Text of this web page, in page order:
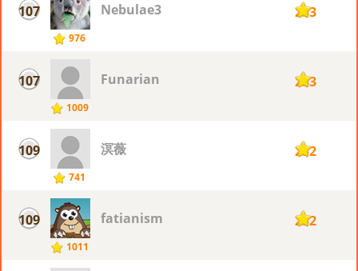
107
976
Nebulae3 233
107
1009
Funarian 233
109
741
溟薇 232
109
1011
fatianism 232